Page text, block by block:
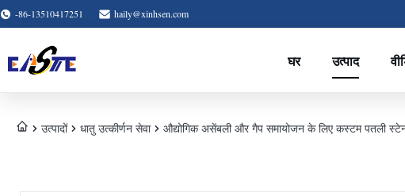
-86-13510417251 haily@xinhsen.com
घर उत्पाद
उत्पादों धातु उत्कीर्णन सेवा औद्योगिक असेंबली और गैप समायोजन के लिए कस्टम पतली